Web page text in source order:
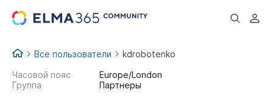
...
Все пользователи kdrobotenko
Часовой пояс
Europe/London
Группа
Партнеры